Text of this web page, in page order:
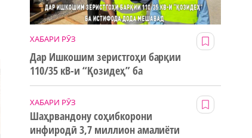
ХАБАРИ РӮЗ
Дар Ишкошим зеристгоҳи барқии
110/35 кВ-и “Қозидеҳ” ба
истифода дода мешавад
ХАБАРИ РӮЗ
Шаҳрвандону соҳибкорони
инфиродӣ 3,7 миллион амалиёти